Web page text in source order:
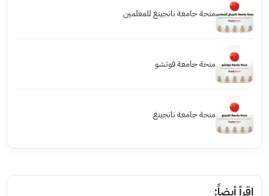
منحة جامعة نانجينغ للمعلمين
منحة جامعة فوتشو
منحة جامعة نانجينغ
اقرأ أيضاً: